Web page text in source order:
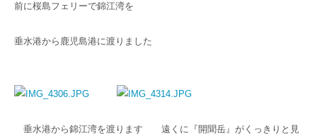
前に桜島フェリーで錦江湾を
垂水港から鹿児島港に渡りました
垂水港から錦江湾を渡ります 遠くに『開聞岳』がくっきりと見